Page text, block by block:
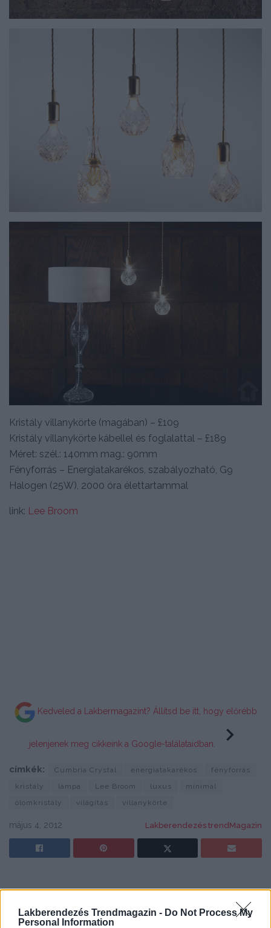
Lakberendezés Trendmagazin - Do Not Process My
Personal Information
Kristály villanykörte (magában) – £109
Kristály villanykörte kábellel és foglalattal – £189
Méret: szél.: 140mm mag.: 90mm
Fényforrás – Energiatakarékos, szabályozható, G9
Halogen (25W), 2000 óra élettartammal
link: Lee Broom
Kedveled a Lakbermagazint? Állítsd be itt, hogy előrébb
jelenjenek meg cikkeink a Google-találataidban.
címkék: Cumbria Crystal energiatakarékos
fényforrás
kristály
lámpa Lee Broom luxus
minimál
ólomkristály
világítás villanykörte
május 4, 2012 Lakberendezés trendMagazin